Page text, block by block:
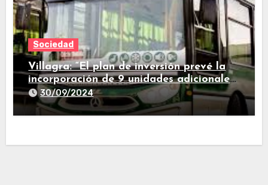
Sociedad
Villagra: “El plan de inversión prevé la
incorporación de 9 unidades adicionales
para 2025″
30/09/2024